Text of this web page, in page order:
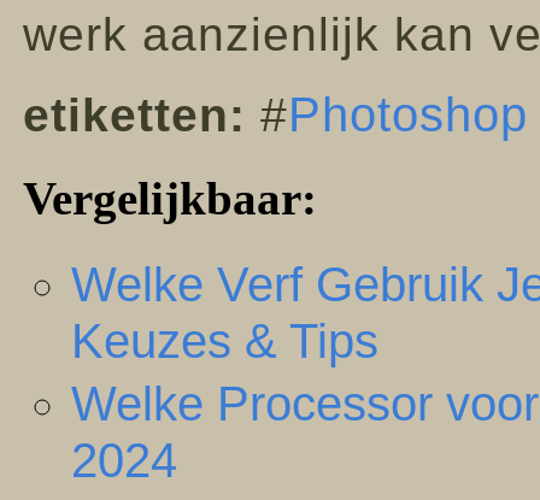
werk aanzienlijk kan
etiketten: #Photoshop
Vergelijkbaar:
Welke Verf Gebruik
Keuzes & Tips
Welke Processor
2024